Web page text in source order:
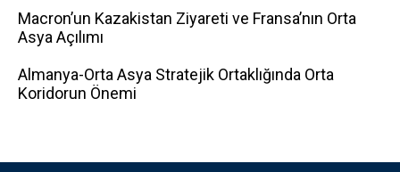
Macron’un Kazakistan Ziyareti ve Fransa’nın Orta
Asya Açılımı
Almanya-Orta Asya Stratejik Ortaklığında Orta
Koridorun Önemi